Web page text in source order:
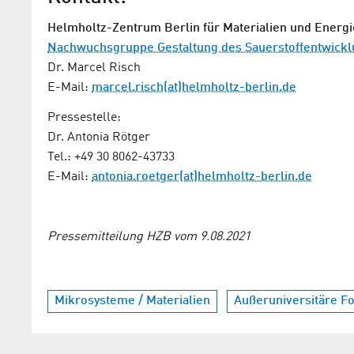
Helmholtz-Zentrum Berlin für Materialien und
Nachwuchsgruppe Gestaltung des
Dr. Marcel Risch
E-Mail: marcel.risch(at)helmholtz-berlin.de
Pressestelle:
Dr. Antonia Rötger
Tel.: +49 30 8062-43733
E-Mail: antonia.roetger(at)helmholtz-berlin.de
Pressemitteilung HZB vom 9.08.2021
Mikrosysteme / Materialien Außeruniversitäre